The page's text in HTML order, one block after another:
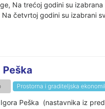
Na trećoj godini su
četvrtoj godini su izabrani
Peška
Prostorna i graditeljska
Peška (nastavnika iz